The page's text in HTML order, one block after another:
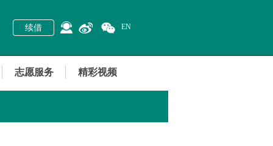
续借 EN
志愿服务 精彩视频